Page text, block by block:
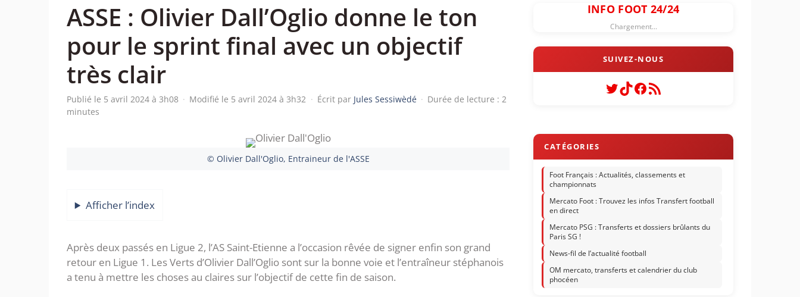
ASSE : Olivier Dall’Oglio donne le ton
pour le sprint final avec un objectif
très clair
Publié le 5 avril 2024 à 3h08 · Modifié le 5 avril 2024 à 3h32 · Écrit par Jules Sessiwèdé · Durée de lecture : 2
minutes
© Olivier Dall'Oglio, Entraineur de l'ASSE
Afficher l’index
Après deux passés en Ligue 2, l’AS Saint-Etienne a l’occasion rêvée de signer enfin son grand
retour en Ligue 1. Les Verts d’Olivier Dall’Oglio sont sur la bonne voie et l’entraîneur stéphanois
a tenu à mettre les choses au claires sur l’objectif de cette fin de saison.
INFO FOOT 24/24
Chargement...
Twitter
TikTok
Facebook
Flux RSS
Foot Français : Actualités, classements et
championnats
Mercato Foot : Trouvez les infos Transfert football
en direct
Mercato PSG : Transferts et dossiers brûlants du
Paris SG !
News-fil de l’actualité football
OM mercato, transferts et calendrier du club
phocéen